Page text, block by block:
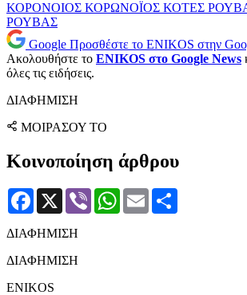
ΚΟΡΟΝΟΙΟΣ ΚΟΡΩΝΟΪΟΣ ΚΟΤΕΣ
ΡΟΥΒΑΣ
Google Προσθέστε το ENIKOS στην
Ακολουθήστε το ENIKOS στο Google News
όλες τις ειδήσεις.
ΔΙΑΦΗΜΙΣΗ
ΜΟΙΡΑΣΟΥ ΤΟ
Κοινοποίηση άρθρου
Facebook
X Viber WhatsApp
Email
ΔΙΑΦΗΜΙΣΗ
ΔΙΑΦΗΜΙΣΗ
ENIKOS